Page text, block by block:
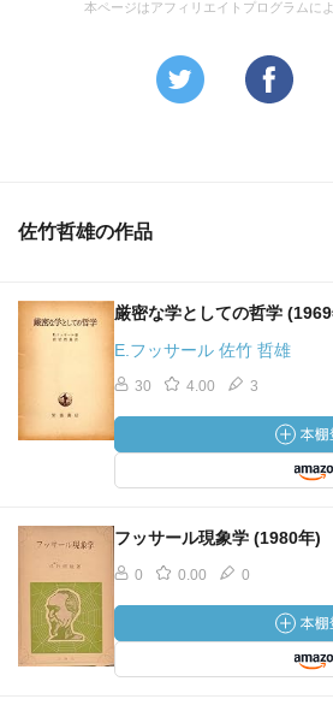
本ページはアフィリエイトプログラムに
佐竹哲雄の作品
厳密な学としての哲学
E.フッサール 佐竹 哲雄
30 4.00 3
フッサール現象学 (1980年)
0 0.00 0